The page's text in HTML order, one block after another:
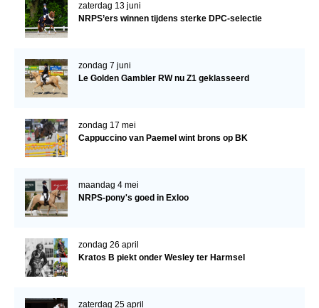
zaterdag 13 juni
NRPS’ers winnen tijdens sterke DPC-selectie
zondag 7 juni
Le Golden Gambler RW nu Z1 geklasseerd
zondag 17 mei
Cappuccino van Paemel wint brons op BK
maandag 4 mei
NRPS-pony's goed in Exloo
zondag 26 april
Kratos B piekt onder Wesley ter Harmsel
zaterdag 25 april